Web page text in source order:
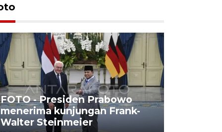
FOTO - Presiden Prabowo
menerima kunjungan Frank-
Walter Steinmeier